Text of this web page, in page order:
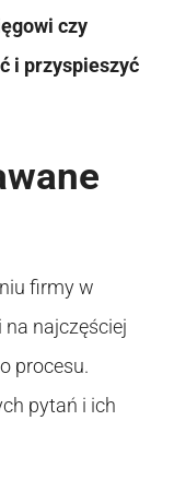
czy
i przyspieszyć
firmy w
najczęściej
procesu.
pytań i ich